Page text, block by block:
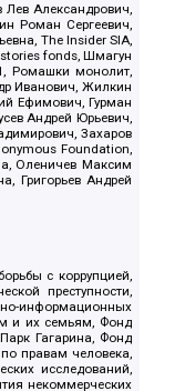
Лев Александрович,
Роман Сергеевич,
The Insider SIA,
fonds, Шмагун
Ромашки монолит,
Иванович, Жилкин
Ефимович, Гурман
Андрей Юрьевич,
Захаров
Foundation,
Оленичев Максим
Григорьев Андрей
с коррупцией,
преступности,
информационных
и их семьям, Фонд
Гагарина, Фонд
правам человека,
исследований,
некоммерческих